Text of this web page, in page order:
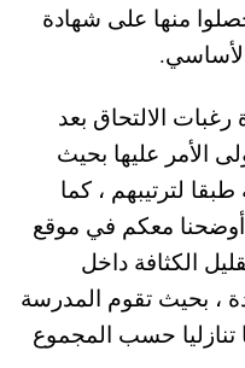
حصلوا منها على شهادة
الالتحاق بعد
الأمر عليها بحيث
لترتيبهم ، كما
أوضحنا معكم في موقع
الكثافة داخل
، بحيث تقوم المدرسة
تنازليا حسب المجموع